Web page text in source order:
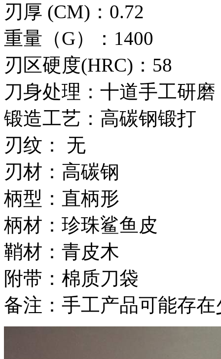
刃厚 (CM)：0.72
重量（G）：1400
刃区硬度(HRC)：58
刀身处理：十道手工研磨
锻造工艺：高碳钢锻打
刃纹： 无
刃材：高碳钢
柄型：直柄形
柄材：珍珠鲨鱼皮
鞘材：青皮木
附带：棉质刀袋
备注：手工产品可能存